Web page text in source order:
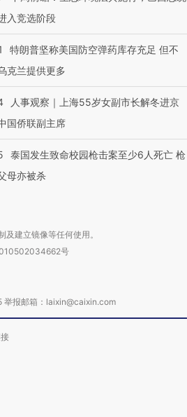
入竞选阶段
特朗普坚称美国防空弹药库存充足 但不
克兰提供更多
人事观察｜上海55岁女副市长解冬进京
国侨联副主席
泰国发生致命校园枪击案至少6人死亡 枪
母亦被杀
建立镜像等任何使用。
号
报邮箱：laixin@caixin.com